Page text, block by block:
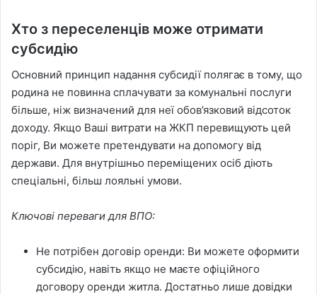
Хто з переселенців може отримати
субсидію
Основний принцип надання субсидії полягає в тому, що
родина не повинна сплачувати за комунальні послуги
більше, ніж визначений для неї обов’язковий відсоток
доходу. Якщо Ваші витрати на ЖКП перевищують цей
поріг, Ви можете претендувати на допомогу від
держави. Для внутрішньо переміщених осіб діють
спеціальні, більш лояльні умови.
Ключові переваги для ВПО:
Не потрібен договір оренди: Ви можете оформити
субсидію, навіть якщо не маєте офіційного
договору оренди житла. Достатньо лише довідки